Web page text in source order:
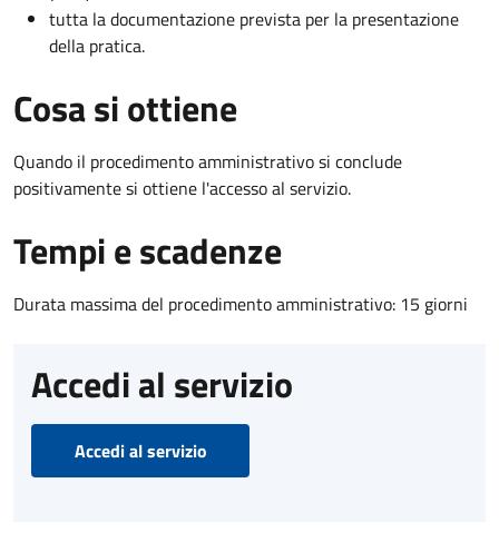
tutta la documentazione prevista per la presentazione
della pratica.
Cosa si ottiene
Quando il procedimento amministrativo si conclude
positivamente si ottiene l'accesso al servizio.
Tempi e scadenze
Durata massima del procedimento amministrativo: 15 giorni
Accedi al servizio
Accedi al servizio